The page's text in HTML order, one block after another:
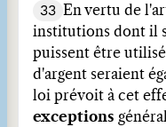
33
En vertu de
institutions dont il
puissent être
d'argent seraient
loi prévoit à cet
exceptions